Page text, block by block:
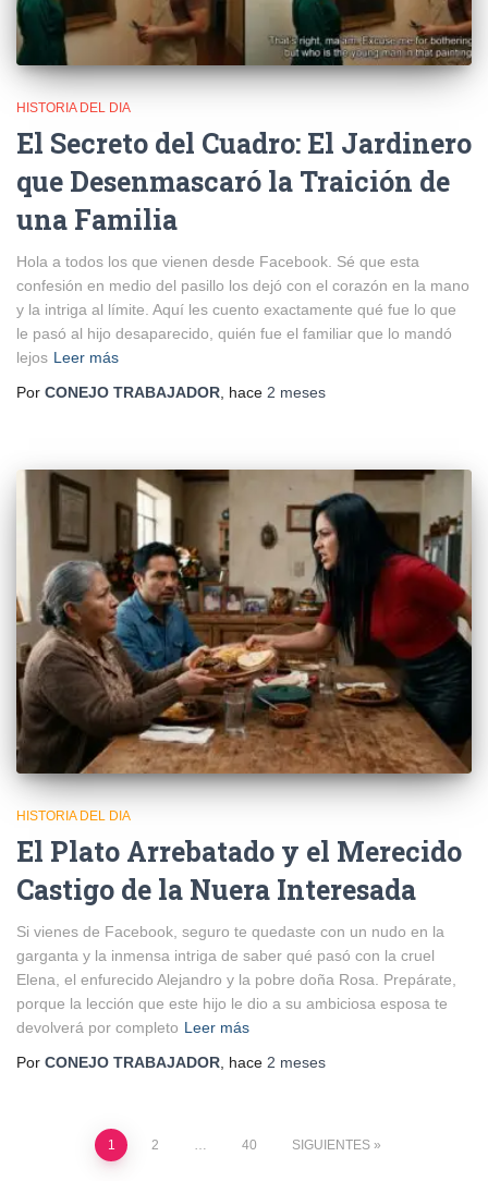
HISTORIA DEL DIA
El Secreto del Cuadro: El Jardinero
que Desenmascaró la Traición de
una Familia
Hola a todos los que vienen desde Facebook. Sé que esta
confesión en medio del pasillo los dejó con el corazón en la mano
y la intriga al límite. Aquí les cuento exactamente qué fue lo que
le pasó al hijo desaparecido, quién fue el familiar que lo mandó
lejos Leer más
Por CONEJO TRABAJADOR , hace 2 meses
HISTORIA DEL DIA
El Plato Arrebatado y el Merecido
Castigo de la Nuera Interesada
Si vienes de Facebook, seguro te quedaste con un nudo en la
garganta y la inmensa intriga de saber qué pasó con la cruel
Elena, el enfurecido Alejandro y la pobre doña Rosa. Prepárate,
porque la lección que este hijo le dio a su ambiciosa esposa te
devolverá por completo Leer más
Por CONEJO TRABAJADOR , hace 2 meses
Paginación
1 2 40 SIGUIENTES